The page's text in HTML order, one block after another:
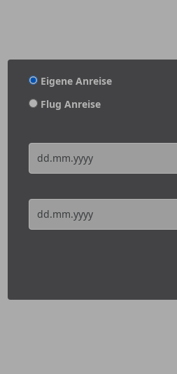
Eigene Anreise
Flug Anreise